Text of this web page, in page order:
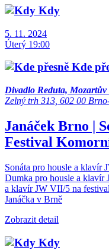
Kdy
5. 11. 2024
Úterý 19:00
Kde
Divadlo Reduta, Mozartův
Zelný trh 313, 602 00
Janáček Brno |
Festival
Sonáta pro housle a
Dumka pro housle a
a klavír JW VII/5 na
Janáčka v Brně
Zobrazit detail
Kdy